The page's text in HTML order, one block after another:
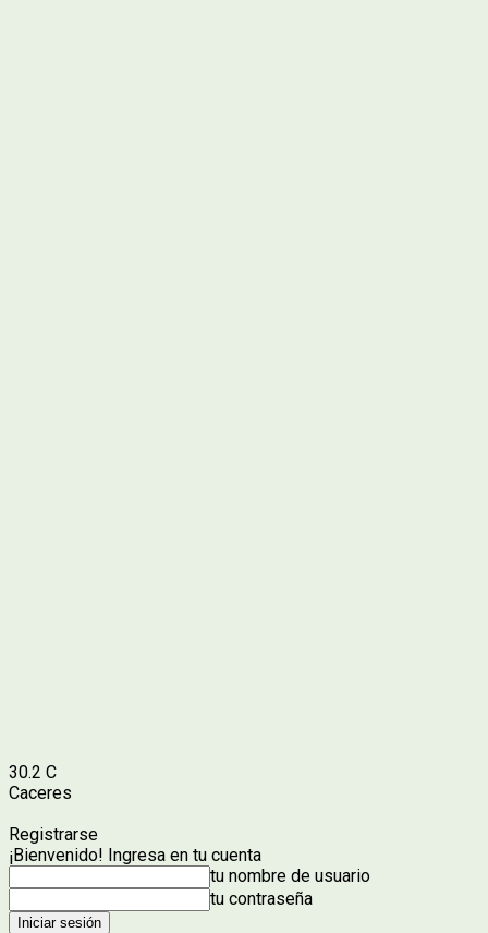
30.2 C
Caceres
Registrarse
¡Bienvenido! Ingresa en tu cuenta
tu nombre de usuario
tu contraseña